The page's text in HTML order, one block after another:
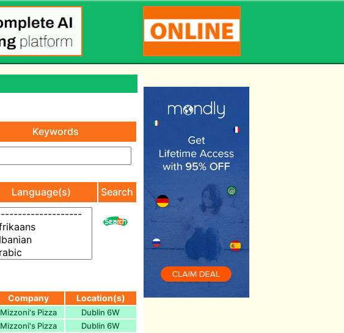
Keywords
Language(s) Search
Company Location(s)
Mizzoni's Pizza
Dublin 6W
Mizzoni's Pizza
Dublin 6W